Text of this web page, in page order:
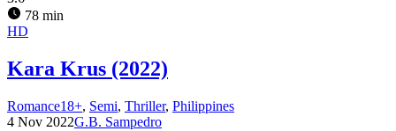
78 min
HD
Kara Krus (2022)
Romance18+, Semi, Thriller, Philippines
4 Nov 2022G.B. Sampedro